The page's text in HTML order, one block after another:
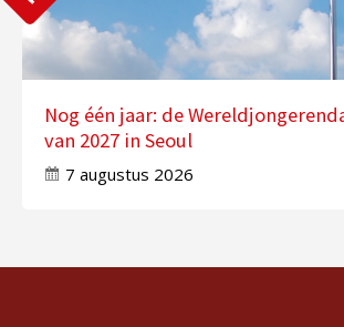
Nog één jaar: de
van 2027 in Seoul
7 augustus 2026